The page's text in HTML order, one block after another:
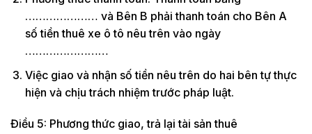
………………… và Bên B phải thanh toán cho Bên A
số tiền thuê xe ô tô nêu trên vào ngày
……………………
Việc giao và nhận số tiền nêu trên do hai bên tự thực
hiện và chịu trách nhiệm trước pháp luật.
Điều 5: Phương thức giao, trả lại tài sản thuê